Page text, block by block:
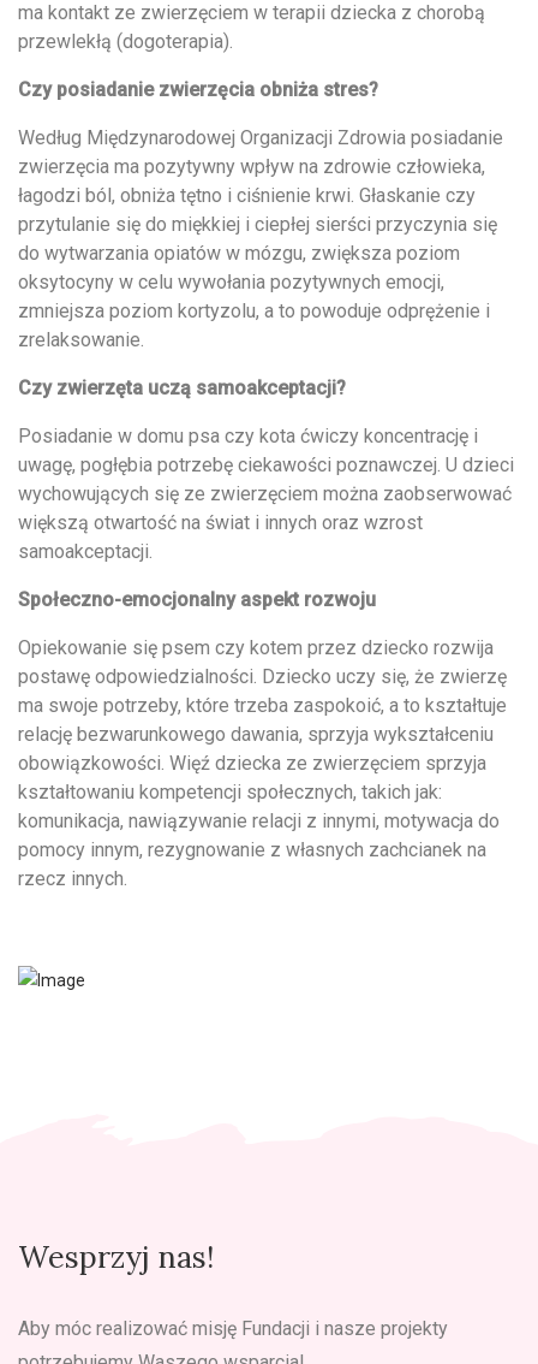
ma kontakt ze zwierzęciem w terapii dziecka z chorobą
przewlekłą (dogoterapia).
Czy posiadanie zwierzęcia obniża stres?
Według Międzynarodowej Organizacji Zdrowia posiadanie
zwierzęcia ma pozytywny wpływ na zdrowie człowieka,
łagodzi ból, obniża tętno i ciśnienie krwi. Głaskanie czy
przytulanie się do miękkiej i ciepłej sierści przyczynia się
do wytwarzania opiatów w mózgu, zwiększa poziom
oksytocyny w celu wywołania pozytywnych emocji,
zmniejsza poziom kortyzolu, a to powoduje odprężenie i
zrelaksowanie.
Czy zwierzęta uczą samoakceptacji?
Posiadanie w domu psa czy kota ćwiczy koncentrację i
uwagę, pogłębia potrzebę ciekawości poznawczej. U dzieci
wychowujących się ze zwierzęciem można zaobserwować
większą otwartość na świat i innych oraz wzrost
samoakceptacji.
Społeczno-emocjonalny aspekt rozwoju
Opiekowanie się psem czy kotem przez dziecko rozwija
postawę odpowiedzialności. Dziecko uczy się, że zwierzę
ma swoje potrzeby, które trzeba zaspokoić, a to kształtuje
relację bezwarunkowego dawania, sprzyja wykształceniu
obowiązkowości. Więź dziecka ze zwierzęciem sprzyja
kształtowaniu kompetencji społecznych, takich jak:
komunikacja, nawiązywanie relacji z innymi, motywacja do
pomocy innym, rezygnowanie z własnych zachcianek na
rzecz innych.
Wesprzyj nas!
Aby móc realizować misję Fundacji i nasze projekty